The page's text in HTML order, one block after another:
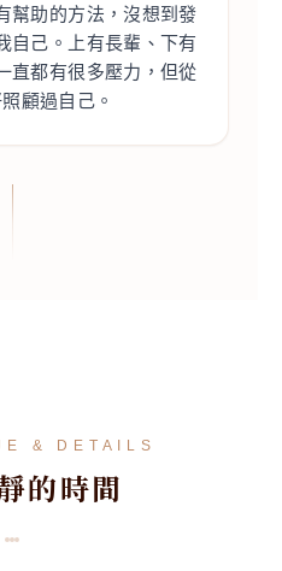
幫助的方法，沒想到發
自己。上有長輩、下有
直都有很多壓力，但從
顧過自己。
& DETAILS
的時間